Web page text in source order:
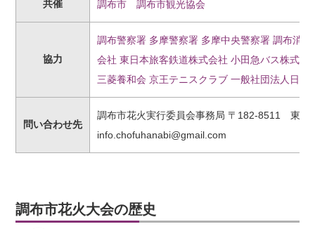
共催 調布市 調布市観光協会
協力
調布警察署 多摩警察署 多摩中央警察署 調布消防
会社 東日本旅客鉄道株式会社 小田急バス株式会
三菱養和会 京王テニスクラブ 一般社団法人日本
問い合わせ先
調布市花火実行委員会事務局 〒182-8511 東
info.chofuhanabi@gmail.com
調布市花火大会の歴史